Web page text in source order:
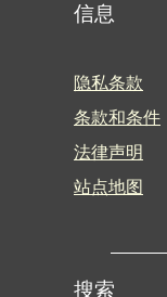
信息
隐私条款
条款和条件
法律声明
站点地图
搜索